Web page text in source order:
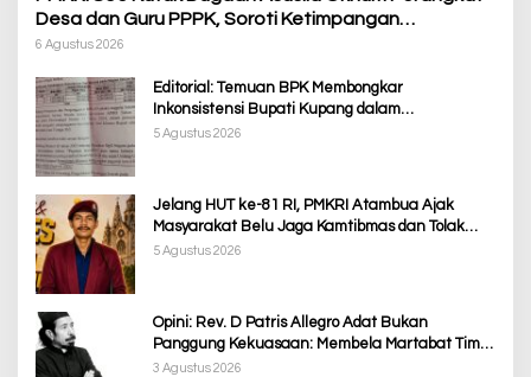
Desa dan Guru PPPK, Soroti Ketimpangan
Penanganan Pemkab TTS
6 Agustus 2026
Editorial: Temuan BPK Membongkar
Inkonsistensi Bupati Kupang dalam
Menjalankan Regulasi
5 Agustus 2026
Jelang HUT ke-81 RI, PMKRI Atambua Ajak
Masyarakat Belu Jaga Kamtibmas dan Tolak
Provokasi
5 Agustus 2026
Opini: Rev. D Patris Allegro Adat Bukan
Panggung Kekuasaan: Membela Martabat Timor
dari Politik Simbolik
3 Agustus 2026